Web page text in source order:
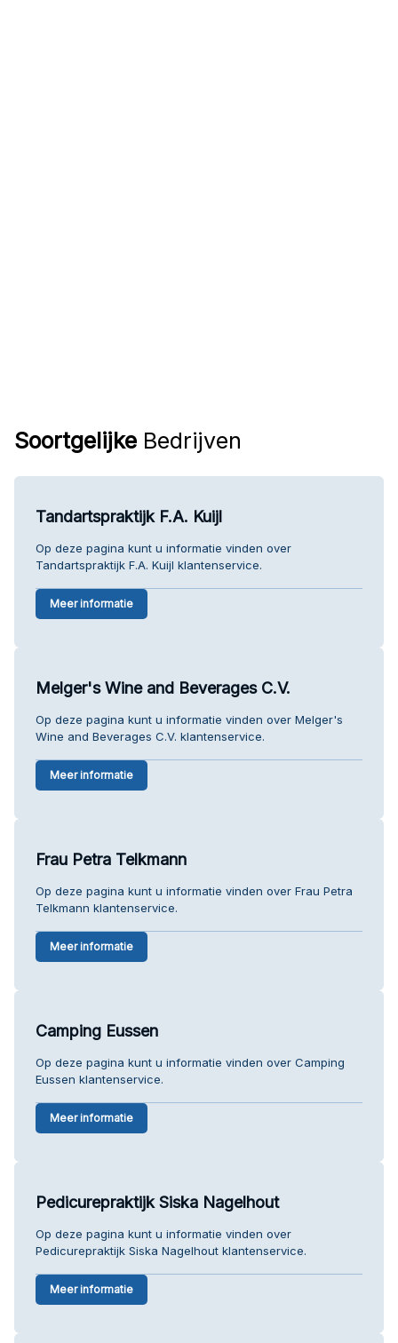
Soortgelijke Bedrijven
Tandartspraktijk F.A. Kuijl
Op deze pagina kunt u informatie vinden over
Tandartspraktijk F.A. Kuijl klantenservice.
Meer informatie
Melger's Wine and Beverages C.V.
Op deze pagina kunt u informatie vinden over Melger's
Wine and Beverages C.V. klantenservice.
Meer informatie
Frau Petra Telkmann
Op deze pagina kunt u informatie vinden over Frau Petra
Telkmann klantenservice.
Meer informatie
Camping Eussen
Op deze pagina kunt u informatie vinden over Camping
Eussen klantenservice.
Meer informatie
Pedicurepraktijk Siska Nagelhout
Op deze pagina kunt u informatie vinden over
Pedicurepraktijk Siska Nagelhout klantenservice.
Meer informatie